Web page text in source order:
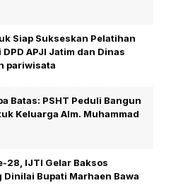
Siap Sukseskan Pelatihan
APJI Jatim dan Dinas
pariwisata
Batas: PSHT Peduli Bangun
Keluarga Alm. Muhammad
28, IJTI Gelar Baksos
Dinilai Bupati Marhaen Bawa